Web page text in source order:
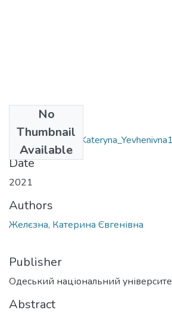
No
Thumbnail
Available
072_Zhelyezna_
Date
2021
Authors
Желєзна, Катерина Євгенівна
Publisher
Одеський національний
Abstract